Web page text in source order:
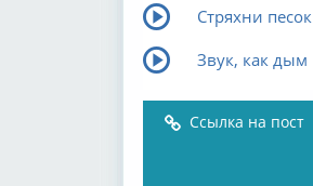
Стряхни песок
Звук, как дым
Ссылка на пост